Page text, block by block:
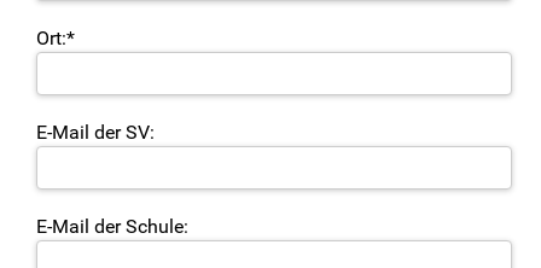
Matomo-Opt-Out
Ort:*
E-Mail der SV:
E-Mail der Schule: